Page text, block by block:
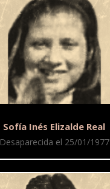
Sofía Inés Elizalde Real
Desaparecida el 25/01/1977